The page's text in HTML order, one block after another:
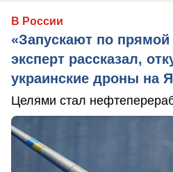
В России
«Запускают по
эксперт рассказал,
украинские дроны на
Целями стал